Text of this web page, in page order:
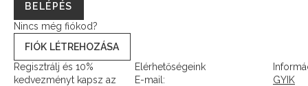
BELÉPÉS
Nincs még fiókod?
FIÓK LÉTREHOZÁSA
Regisztrálj és 10%
kedvezményt kapsz az
Elérhetőségeink
E-mail:
GYIK